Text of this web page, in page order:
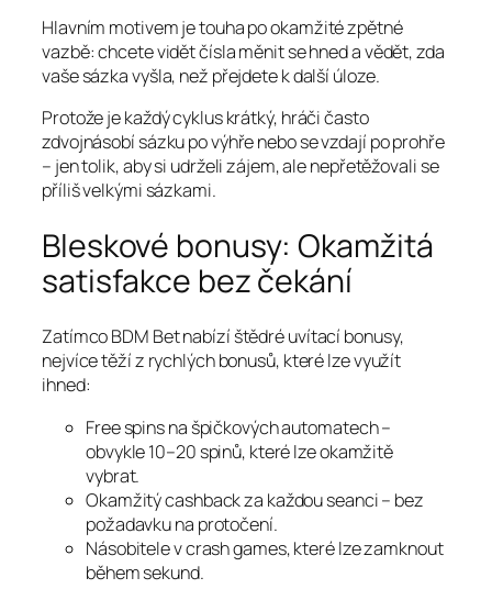
Hlavním motivem je touha po okamžité zpětné
vazbě: chcete vidět čísla měnit se hned a vědět, zda
vaše sázka vyšla, než přejdete k další úloze.
Protože je každý cyklus krátký, hráči často
zdvojnásobí sázku po výhře nebo se vzdají po prohře
– jen tolik, aby si udrželi zájem, ale nepřetěžovali se
příliš velkými sázkami.
Bleskové bonusy: Okamžitá
satisfakce bez čekání
Zatímco BDM Bet nabízí štědré uvítací bonusy,
nejvíce těží z rychlých bonusů, které lze využít
ihned:
Free spins na špičkových automatech –
obvykle 10–20 spinů, které lze okamžitě
vybrat.
Okamžitý cashback za každou seanci – bez
požadavku na protočení.
Násobitele v crash games, které lze zamknout
během sekund.